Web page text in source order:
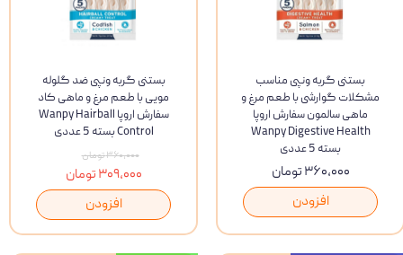
بستنی گربه ونپی مناسب
مشکلات گوارشی با طعم مرغ و
ماهی سالمون سفارش اروپا
Wanpy Digestive Health
بسته 5 عددی
۳۶۰,۰۰۰ تومان
افزودن
بستنی گربه ونپی ضد گلوله
مویی با طعم مرغ و ماهی کاد
سفارش اروپا Wanpy Hairball
Control بسته 5 عددی
۳۶۰,۰۰۰ تومان
۳۰۹,۰۰۰ تومان
افزودن